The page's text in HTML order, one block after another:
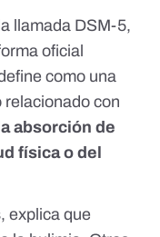
llamada DSM-5,
oficial
como una
relacionado con
absorción de
física o del
explica que